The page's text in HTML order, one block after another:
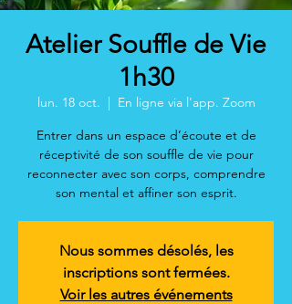
Atelier Souffle de Vie
1h30
lun. 18 oct.
  |
En ligne via l'app. Zoom
Entrer dans un espace d’écoute et de
réceptivité de son souffle de vie pour
reconnecter avec son corps, comprendre
son mental et affiner son esprit.
Nous sommes désolés, les
inscriptions sont fermées.
Voir les autres événements